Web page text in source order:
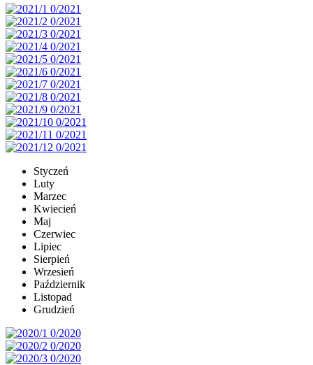
Styczeń
Luty
Marzec
Kwiecień
Maj
Czerwiec
Lipiec
Sierpień
Wrzesień
Październik
Listopad
Grudzień